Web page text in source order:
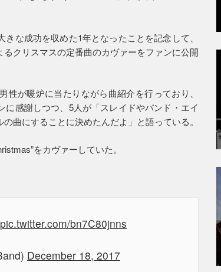
な成功を収めた1年となったことを記念して、
クリスマスの定番曲のカヴァーをファンに公開
が暖炉に当たりながら曲紹介を行っており、
に感謝しつつ、5人が「スレイドやバンド・エイ
曲にすることに決めたんだよ」と語っている。
をカヴァーしていた。
pic.twitter.com/bn7C80jnns
December 18, 2017